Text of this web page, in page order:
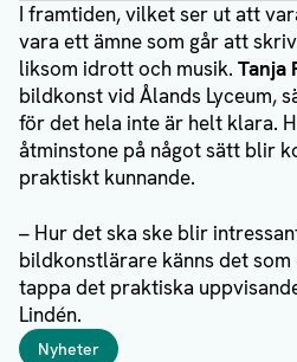
I framtiden, vilket ser ut att
vara ett ämne som går att
liksom idrott och musik. Tanja
bildkonst vid Ålands Lyceum,
för det hela inte är helt klara.
åtminstone på något sätt blir
praktiskt kunnande.
– Hur det ska ske blir
bildkonstlärare känns det
tappa det praktiska
Lindén.
Taggar
Nyheter